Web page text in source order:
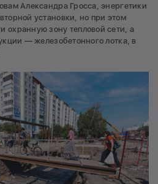
Александра Гросса, энергетики
установки, но при этом
охранную зону тепловой сети, а
— железобетонного лотка, в